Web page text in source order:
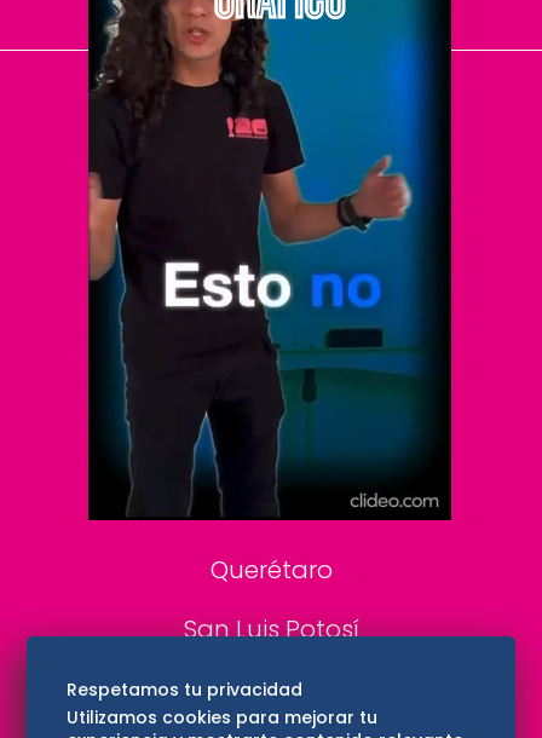
El Universal
Vive USA
Clase
De 10 sports
DeDinero
Confabulario
Aviso Oportuno
Consultas
Querétaro
San Luis Potosí
Edomex
Respetamos tu privacidad
Utilizamos cookies para mejorar tu